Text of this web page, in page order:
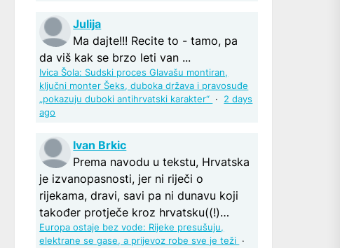
Julija
Ma dajte!!! Recite to - tamo, pa
da viš kak se brzo leti van ...
Ivica Šola: Sudski proces Glavašu montiran,
ključni monter Šeks, duboka država i pravosuđe
„pokazuju duboki antihrvatski karakter“ · 2 days
ago
Ivan Brkic
Prema navodu u tekstu, Hrvatska
je izvanopasnosti, jer ni riječi o
rijekama, dravi, savi pa ni dunavu koji
također protječe kroz hrvatsku((!)…
Europa ostaje bez vode: Rijeke presušuju,
elektrane se gase, a prijevoz robe sve je teži ·